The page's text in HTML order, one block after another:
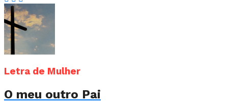
Letra de Mulher
O meu outro Pai